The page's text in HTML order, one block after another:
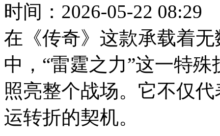
时间： 2026-05-22 08:29
在《传奇》这款承载着
中，“雷霆之力”这一特
照亮整个战场。它不仅
运转折的契机。